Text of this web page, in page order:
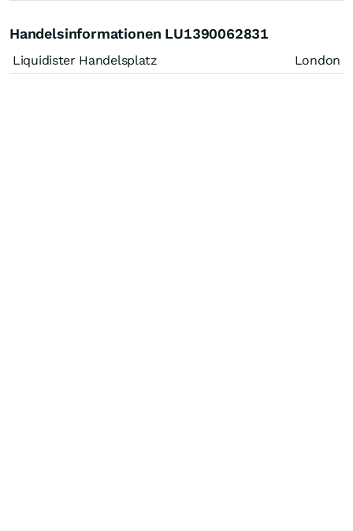
Handelsinformationen LU1390062831
Liquidister Handelsplatz London